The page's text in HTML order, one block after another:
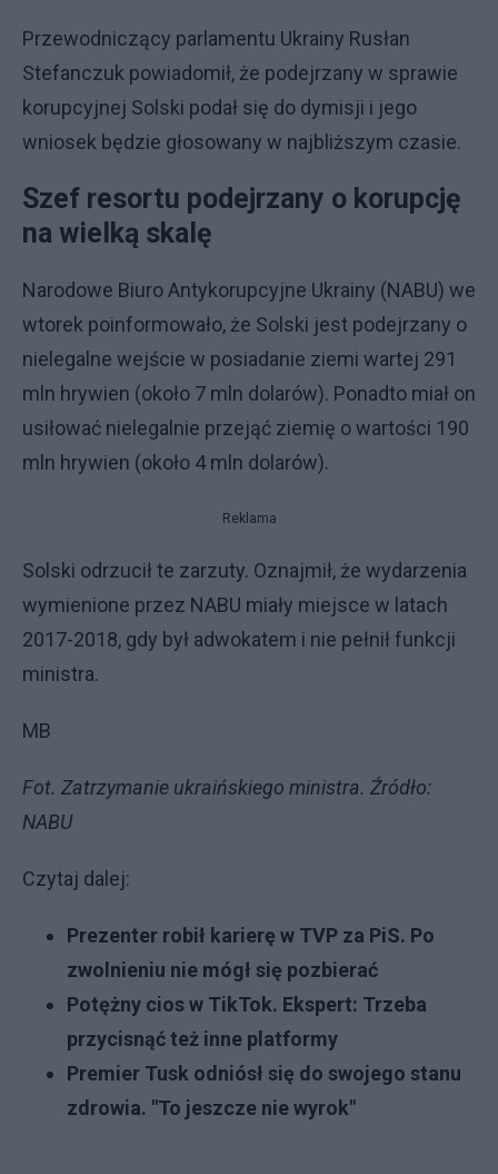
Przewodniczący parlamentu Ukrainy Rusłan
Stefanczuk powiadomił, że podejrzany w sprawie
korupcyjnej Solski podał się do dymisji i jego
wniosek będzie głosowany w najbliższym czasie.
Szef resortu podejrzany o korupcję
na wielką skalę
Narodowe Biuro Antykorupcyjne Ukrainy (NABU) we
wtorek poinformowało, że Solski jest podejrzany o
nielegalne wejście w posiadanie ziemi wartej 291
mln hrywien (około 7 mln dolarów). Ponadto miał on
usiłować nielegalnie przejąć ziemię o wartości 190
mln hrywien (około 4 mln dolarów).
Reklama
Solski odrzucił te zarzuty. Oznajmił, że wydarzenia
wymienione przez NABU miały miejsce w latach
2017-2018, gdy był adwokatem i nie pełnił funkcji
ministra.
MB
Fot. Zatrzymanie ukraińskiego ministra. Źródło:
NABU
Czytaj dalej:
Prezenter robił karierę w TVP za PiS. Po
zwolnieniu nie mógł się pozbierać
Potężny cios w TikTok. Ekspert: Trzeba
przycisnąć też inne platformy
Premier Tusk odniósł się do swojego stanu
zdrowia. "To jeszcze nie wyrok"